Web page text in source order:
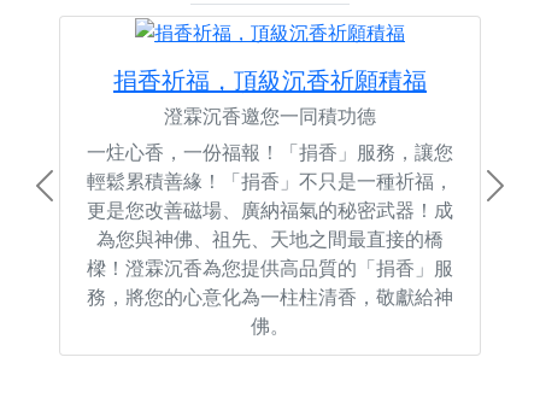
捐香祈福，頂級沉香祈願積福
澄霖沉香邀您一同積功德
一炷心香，一份福報！「捐香」服務，讓您
輕鬆累積善緣！「捐香」不只是一種祈福，
更是您改善磁場、廣納福氣的秘密武器！成
為您與神佛、祖先、天地之間最直接的橋
樑！澄霖沉香為您提供高品質的「捐香」服
務，將您的心意化為一柱柱清香，敬獻給神
佛。
Previous Next